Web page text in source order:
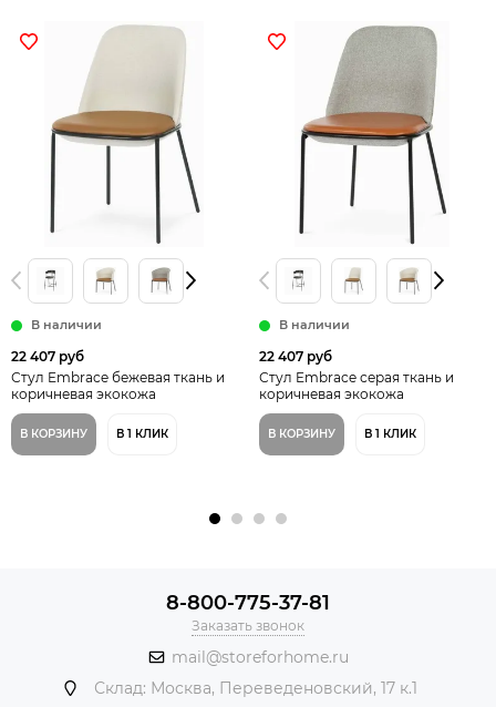
В наличии
22 407 руб
Стул Embrace бежевая ткань и
коричневая экокожа
В КОРЗИНУ В 1 КЛИК
В наличии
22 407 руб
Стул Embrace серая ткань и
коричневая экокожа
В КОРЗИНУ В 1 КЛИК
8-800-775-37-81
Заказать звонок
mail@storeforhome.ru
Склад: Москва, Переведеновский, 17 к.1